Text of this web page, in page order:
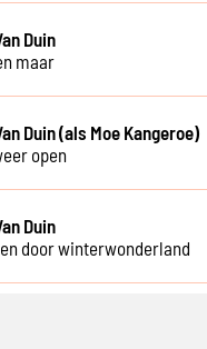
Duin
maar
Duin (als Moe Kangeroe)
open
Duin
door winterwonderland